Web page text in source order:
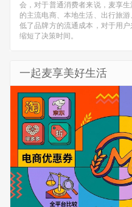
会，对于普通消费者来说，麦享
的主流电商、本地生活、出行旅
低了品牌方的流通成本，对于用
缩短了决策时间。
一起麦享美好生活